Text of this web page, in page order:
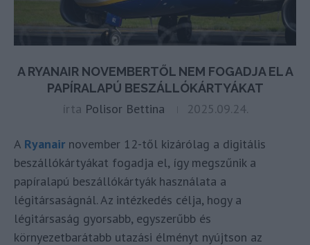
A RYANAIR NOVEMBERTŐL NEM FOGADJA EL A
PAPÍRALAPÚ BESZÁLLÓKÁRTYÁKAT
írta Polisor Bettina 2025.09.24.
A Ryanair november 12-től kizárólag a digitális
beszállókártyákat fogadja el, így megszűnik a
papíralapú beszállókártyák használata a
légitársaságnál. Az intézkedés célja, hogy a
légitársaság gyorsabb, egyszerűbb és
környezetbarátabb utazási élményt nyújtson az